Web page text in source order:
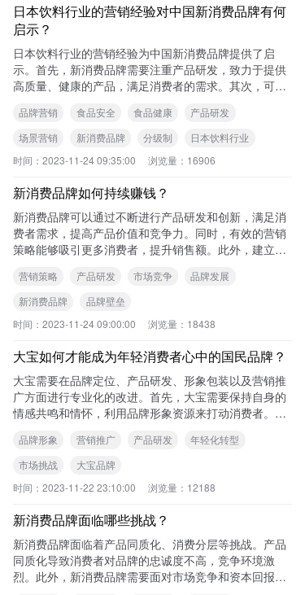
日本饮料行业的营销经验对中国新消费品牌有何
启示？
日本饮料行业的营销经验为中国新消费品牌提供了启
示。首先，新消费品牌需要注重产品研发，致力于提供
高质量、健康的产品，满足消费者的需求。其次，可以
的偏
品牌营销 食品安全 食品健康
产品研发
场景营销
新消费品牌 分级制
日本饮料行业
时间： 2023-11-24 09:35:00 浏览量： 16906
新消费品牌如何持续赚钱？
新消费品牌可以通过不断进行产品研发和创新，满足消
费者需求，提高产品价值和竞争力。同时，有效的营销
策略能够吸引更多消费者，提升销售额。此外，建立品
营销策略 产品研发 市场竞争
品牌发展
新消费品牌
品牌壁垒
时间： 2023-11-24 09:00:00 浏览量： 18438
大宝如何才能成为年轻消费者心中的国民品牌？
大宝需要在品牌定位、产品研发、形象包装以及营销推
广方面进行专业化的改进。首先，大宝需要保持自身的
情感共鸣和情怀，利用品牌形象资源来打动消费者。其
接
品牌形象 营销推广 产品研发
年轻化转型
市场挑战
大宝品牌
时间： 2023-11-22 23:10:00 浏览量： 12188
新消费品牌面临哪些挑战？
新消费品牌面临着产品同质化、消费分层等挑战。产品
同质化导致消费者对品牌的忠诚度不高，竞争环境激
烈。此外，新消费品牌需要面对市场竞争和资本回报的